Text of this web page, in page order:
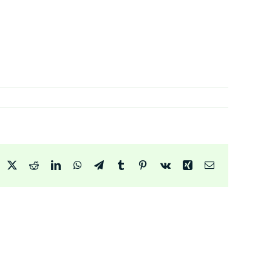
X RedditLinkedInWhatsApp
TelegramTumblr Pinterest
Vk XingEmail